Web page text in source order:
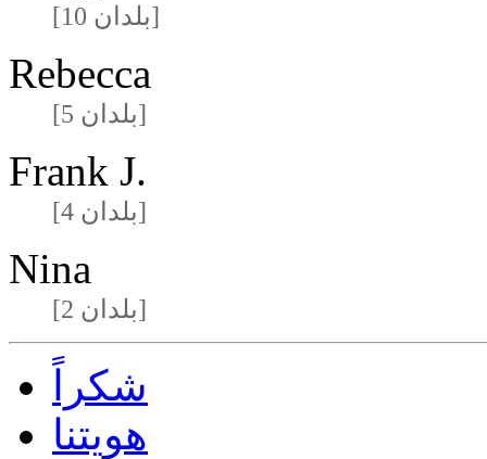
[10 بلدان]
Rebecca
[5 بلدان]
Frank J.
[4 بلدان]
Nina
[2 بلدان]
شكراً
هويتنا